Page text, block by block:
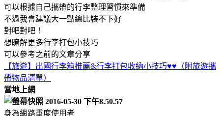
可以根據自己攜帶的行李整理習慣來準備
不過我會建議大一點總比裝不下好
對吧對吧！
想瞭解更多行李打包小技巧
可以參考之前的文章分享
【旅遊】出國行李箱推薦&行李打包收納小技巧♥♥（附旅遊攜
帶物品清單）
當地上網
身為網路重度使用者